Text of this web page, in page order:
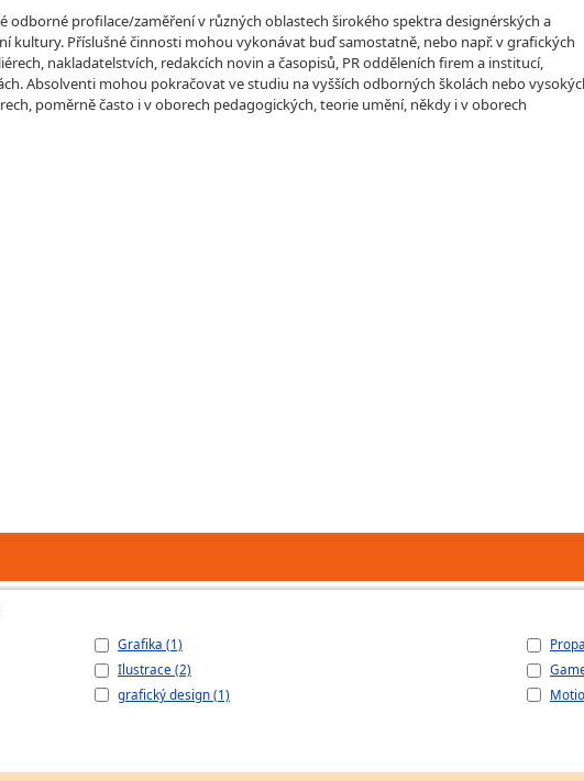
odborné profilace/zaměření v různých oblastech širokého spektra designérských a
kultury. Příslušné činnosti mohou vykonávat buď samostatně, nebo např. v grafických
nakladatelstvích, redakcích novin a časopisů, PR odděleních firem a institucí,
Absolventi mohou pokračovat ve studiu na vyšších odborných školách nebo
poměrně často i v oborech pedagogických, teorie umění, někdy i v oborech
Grafika (1)
Ilustrace (2)
grafický design (1)